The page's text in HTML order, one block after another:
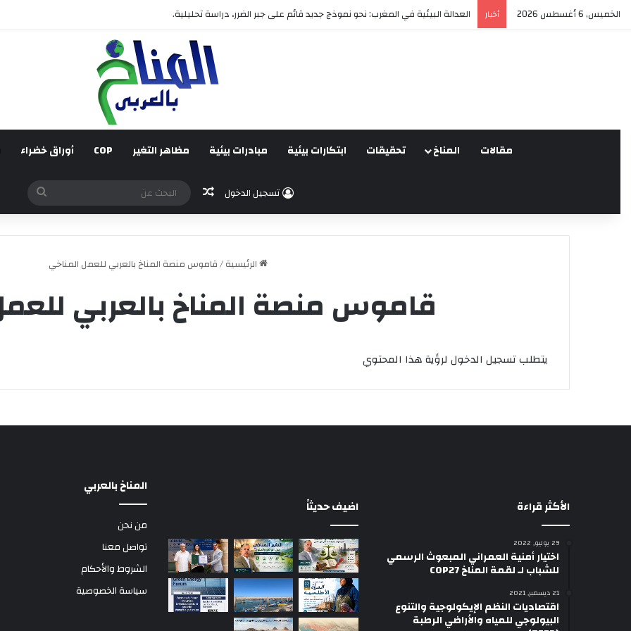
الخميس, 6 أغسطس 2026 أخبار العدالة البيئية في المغرب: نحو نموذج جديد قائم على جبر الضرر، دراسة تحليلية.
مقالات المناخ تحقيقات ابتكارات بيئية مبادرات بيئية مظاهر التغير COP أوراق خضراء
تسجيل الدخول مقال عشوائي
عن
الرئيسية/قاموس منصة المناخ بالعربي للعمل المناخي
قاموس منصة المناخ بالعربي
يتطلب تسجيل الدخول لرؤية هذا المحتوي
الأكثر قراءة
29 يوليو, 2022
اختيار أمنية العمراني المبعوث الرسمي
للشباب لـ لقمة المناخ COP27
21 ديسمبر, 2021
اقتصاديات النظم الإيكولوجية والتنوع
البيولوجي للمياه والأراضي الرطبة
اضيف حديثاً
المناخ بالعربي
من نحن
تواصل معنا
الشروط والأحكام
سياسة الخصوصية